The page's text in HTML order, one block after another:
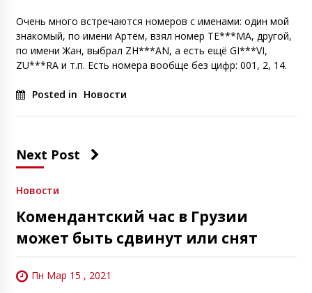
Очень много встречаются номеров с именами: один мой
знакомый, по имени Артём, взял номер ТЕ***МА, другой,
по имени Жан, выбрал ZH***AN, а есть ещё GI***VI,
ZU***RA и т.п. Есть номера вообще без цифр: 001, 2, 14.
Posted in Новости
Next Post
Новости
Комендантский час в Грузии
может быть сдвинут или снят
Пн Мар 15 , 2021